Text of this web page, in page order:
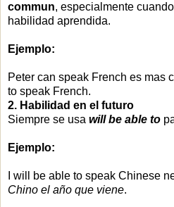
commun, especialmente
habilidad aprendida.
Ejemplo:
Peter can speak French es mas
to speak French.
2. Habilidad en el futuro
Siempre se usawill be able to
Ejemplo:
I will be able to speak Chinese
Chino el año que viene.